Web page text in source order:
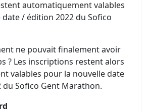
automatiquement valables
/ édition 2022 du Sofico
ne pouvait finalement avoir
? Les inscriptions restent alors
valables pour la nouvelle date
du Sofico Gent Marathon.